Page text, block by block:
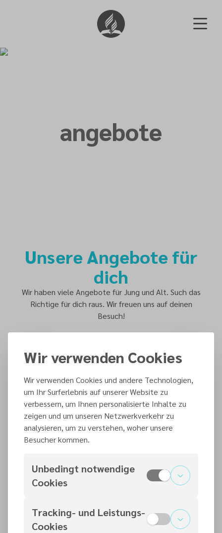
angebote
Unsere Angebote für
dich
Wir haben viele Angebote für Jung und Alt. Such das
Richtige für dich raus. Wir freuen uns auf deinen
Besuch!
Gottesdienst
Bibelgespräch
Wir verwenden Cookies
Wir verwenden Cookies und andere Technologien,
um Ihr Surferlebnis auf unserer Website zu
verbessern, um Ihnen personalisierte Inhalte zu
zeigen und um unseren Netzwerkverkehr zu
analysieren, um zu verstehen, woher unsere
Besucher kommen.
Unbedingt notwendige
Cookies
Tracking- und Leistungs-
Cookies